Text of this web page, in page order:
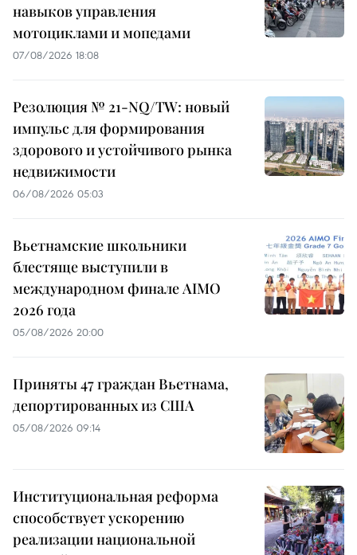
навыков управления
мотоциклами и мопедами
07/08/2026 18:08
Резолюция № 21-NQ/TW: новый
импульс для формирования
здорового и устойчивого рынка
недвижимости
06/08/2026 05:03
Вьетнамские школьники
блестяще выступили в
международном финале AIMO
2026 года
05/08/2026 20:00
Приняты 47 граждан Вьетнама,
депортированных из США
05/08/2026 09:14
Институциональная реформа
способствует ускорению
реализации национальной